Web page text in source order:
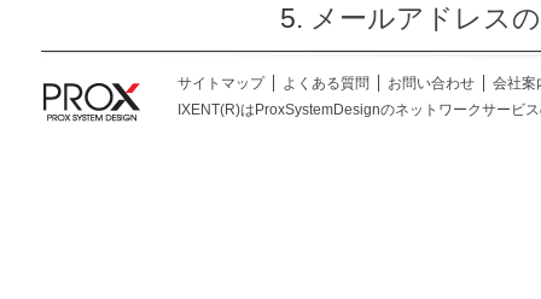
メールアドレス
サイトマップ よくある質問 お問い合わせ
会社案
IXENT(R)はProxSystemDesignのネットワークサービ